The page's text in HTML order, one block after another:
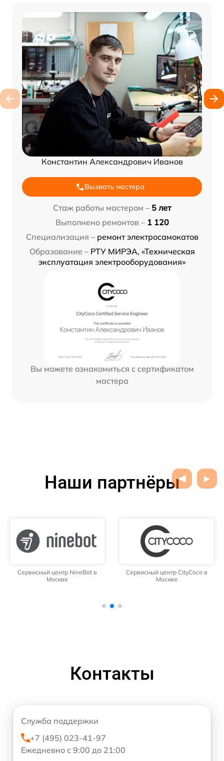
Константин Александрович Иванов
Вызвать мастера
Стаж работы мастером – 5 лет
Выполнено ремонтов – 1 120
Специализация – ремонт электросамокатов
Образование – РТУ МИРЭА, «Техническая
эксплуатация электрооборудования»
Вы можете ознакомиться с сертификатом
мастера
Наши партнёры
Сервисный центр NineBot в
Москве
Сервисный центр CityCoco в
Москве
Контакты
Служба поддержки
+7 (495) 023-41-97
Ежедневно с 9:00 до 21:00